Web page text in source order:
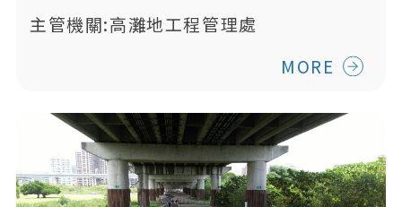
主管機關:高灘地工程管理處
MORE